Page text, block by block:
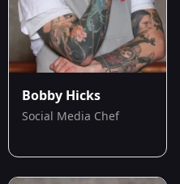
Bobby Hicks
Social Media Chef